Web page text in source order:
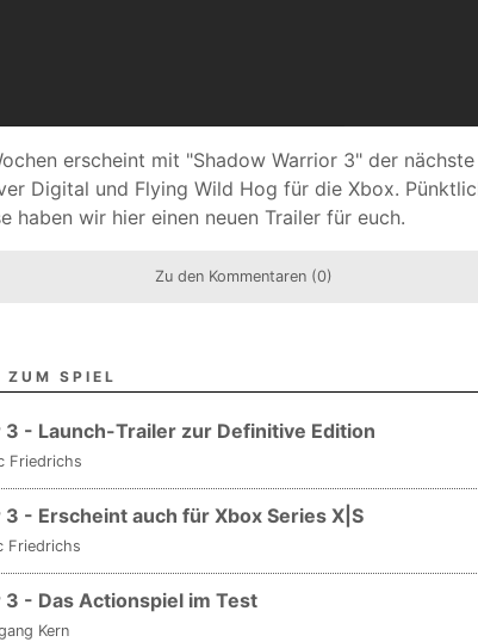
erscheint mit "Shadow Warrior 3" der
Digital und Flying Wild Hog für die Xbox.
haben wir hier einen neuen Trailer für euch.
Zu den Kommentaren (0)
ZUM SPIEL
3 - Launch-Trailer zur Definitive Edition
Friedrichs
- Erscheint auch für Xbox Series X|S
Friedrichs
- Das Actionspiel im Test
Kern